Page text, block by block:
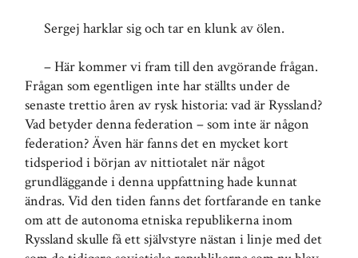
Sergej harklar sig och tar en klunk av ölen.
– Här kommer vi fram till den avgörande frågan.
Frågan som egentligen inte har ställts under de
senaste trettio åren av rysk historia: vad är Ryssland?
Vad betyder denna federation – som inte är någon
federation? Även här fanns det en mycket kort
tidsperiod i början av nittiotalet när något
grundläggande i denna uppfattning hade kunnat
ändras. Vid den tiden fanns det fortfarande en tanke
om att de autonoma etniska republikerna inom
Ryssland skulle få ett självstyre nästan i linje med det